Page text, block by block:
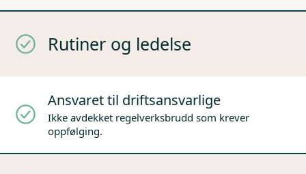
Rutiner og ledelse
Ansvaret til driftsansvarlige
Ikke avdekket regelverksbrudd som krever
oppfølging.